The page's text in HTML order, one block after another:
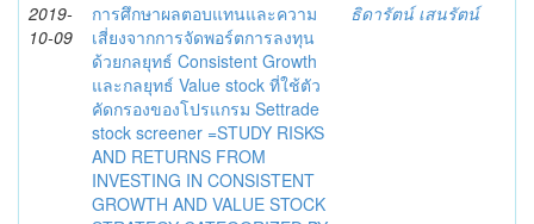
2019-
10-09
การศึกษาผลตอบแทนและความ
เสี่ยงจากการจัดพอร์ตการลงทุน
ด้วยกลยุทธ์ Consistent Growth
และกลยุทธ์ Value stock ที่ใช้ตัว
คัดกรองของโปรแกรม Settrade
stock screener =STUDY RISKS
AND RETURNS FROM
INVESTING IN CONSISTENT
GROWTH AND VALUE STOCK
ธิดารัตน์ เสนรัตน์